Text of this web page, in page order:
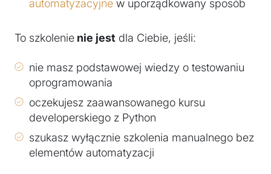
automatyzacyjne w uporządkowany sposób
To szkolenie nie jest dla Ciebie, jeśli:
nie masz podstawowej wiedzy o testowaniu
oprogramowania
oczekujesz zaawansowanego kursu
developerskiego z Python
szukasz wyłącznie szkolenia manualnego bez
elementów automatyzacji